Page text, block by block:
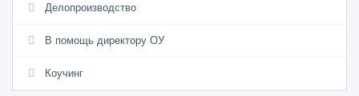
Делопроизводство
В помощь директору ОУ
Коучинг